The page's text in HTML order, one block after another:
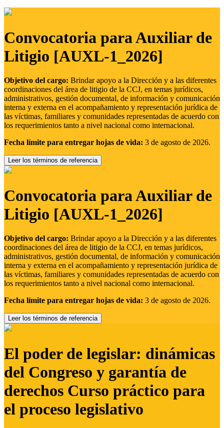
Convocatoria para Auxiliar de
Litigio [AUXL-1_2026]
Objetivo del cargo: Brindar apoyo a la Dirección y a las diferentes
coordinaciones del área de litigio de la CCJ, en temas jurídicos,
administrativos, gestión documental, de información y comunicación
interna y externa en el acompañamiento y representación jurídica de
las víctimas, familiares y comunidades representadas de acuerdo con
los requerimientos tanto a nivel nacional como internacional.
Fecha límite para entregar hojas de vida: 3 de agosto de 2026.
Leer los términos de referencia
Convocatoria para Auxiliar de
Litigio [AUXL-1_2026]
Objetivo del cargo: Brindar apoyo a la Dirección y a las diferentes
coordinaciones del área de litigio de la CCJ, en temas jurídicos,
administrativos, gestión documental, de información y comunicación
interna y externa en el acompañamiento y representación jurídica de
las víctimas, familiares y comunidades representadas de acuerdo con
los requerimientos tanto a nivel nacional como internacional.
Fecha límite para entregar hojas de vida: 3 de agosto de 2026.
Leer los términos de referencia
El poder de legislar: dinámicas
del Congreso y garantía de
derechos Curso práctico para
el proceso legislativo